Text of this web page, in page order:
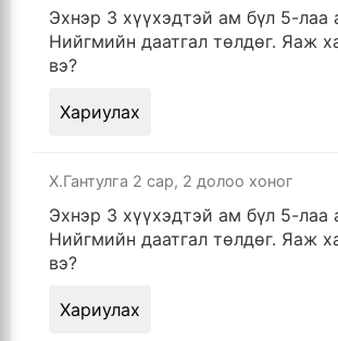
Эхнэр 3 хүүхэдтэй ам бүл 5-лаа
Нийгмийн даатгал төлдөг. Яаж
вэ?
Хариулах
Х.Гантулга 2 сар, 2 долоо хоног
Эхнэр 3 хүүхэдтэй ам бүл 5-лаа
Нийгмийн даатгал төлдөг. Яаж
вэ?
Хариулах